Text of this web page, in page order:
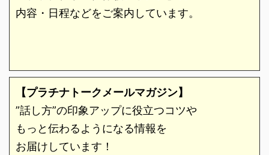
内容・日程などをご案内しています。
【プラチナトークメールマガジン】
”話し方”の印象アップに役立つコツや
もっと伝わるようになる情報を
お届けしています！